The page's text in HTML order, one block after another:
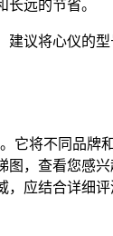
远的节省。
建议将心仪的型
它将不同品牌和
图，查看您感兴
，应结合详细评